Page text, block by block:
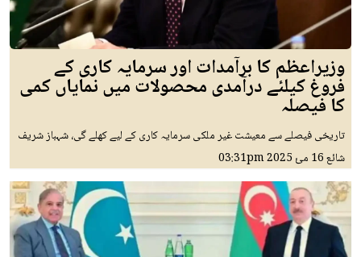
وزیراعظم کا برآمدات اور سرمایہ کاری کے
فروغ کیلئے درآمدی محصولات میں نمایاں کمی
کا فیصلہ
تاریخی فیصلے سے معیشت غیر ملکی سرمایہ کاری کے لیے کھلے گی، شہباز شریف
شائع16 مئ 2025 03:31pm